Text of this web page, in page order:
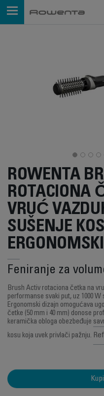
ROWENTA
ROTACIONA
VRUĆ
SUŠENJE
Feniranje za
Brush Activ rotaciona četka na
performanse svaki put, uz 1000
Ergonomski dizajn omogućava
četke (50 mm i 40 mm) donose
keramička obloga obezbeđuje
kosu koja uvek privlači pažnju.